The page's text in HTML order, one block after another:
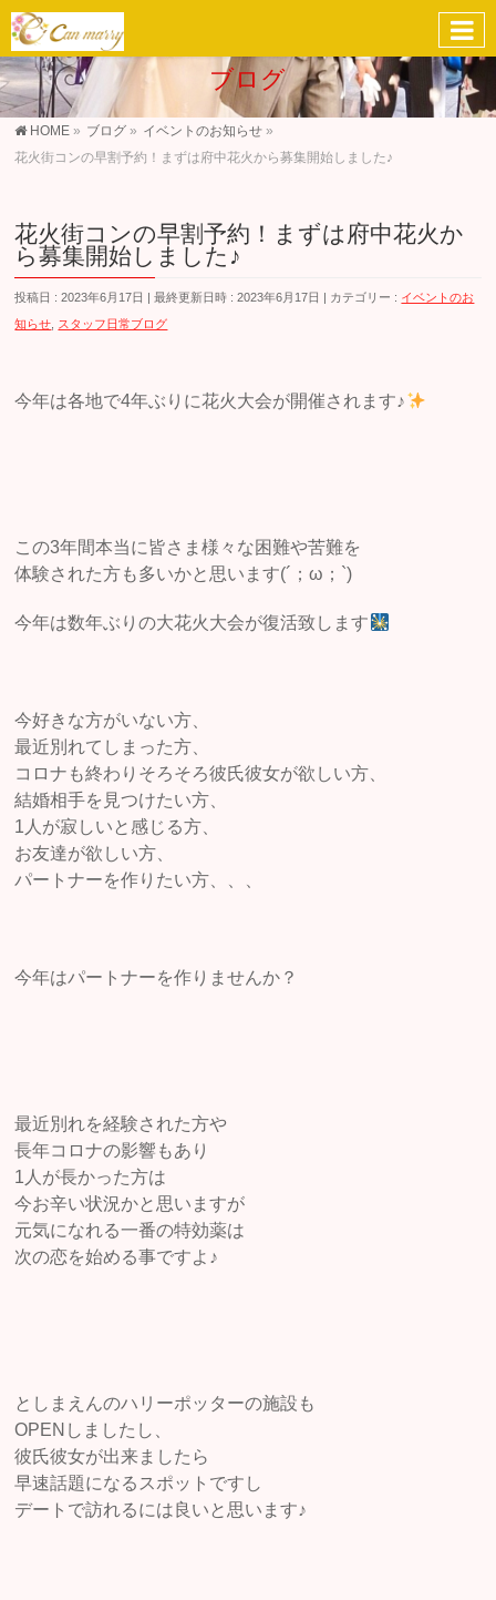
ブログ
HOME » ブログ » イベントのお知らせ »
花火街コンの早割予約！まずは府中花火から募集開始しました♪
花火街コンの早割予約！まずは府中花火か
ら募集開始しました♪
投稿日 : 2023年6月17日 最終更新日時 : 2023年6月17日 カテゴリー : イベントのお
知らせ スタッフ日常ブログ
今年は各地で4年ぶりに花火大会が開催されます♪
この3年間本当に皆さま様々な困難や苦難を
体験された方も多いかと思います(´；ω；`)
今年は数年ぶりの大花火大会が復活致します
今好きな方がいない方、
最近別れてしまった方、
コロナも終わりそろそろ彼氏彼女が欲しい方、
結婚相手を見つけたい方、
1人が寂しいと感じる方、
お友達が欲しい方、
パートナーを作りたい方、、、
今年はパートナーを作りませんか？
最近別れを経験された方や
長年コロナの影響もあり
1人が長かった方は
今お辛い状況かと思いますが
元気になれる一番の特効薬は
次の恋を始める事ですよ♪
としまえんのハリーポッターの施設も
OPENしましたし、
彼氏彼女が出来ましたら
早速話題になるスポットですし
デートで訪れるには良いと思います♪